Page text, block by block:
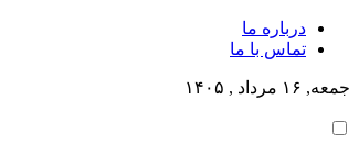
درباره ما
تماس با ما
جمعه, ۱۶ مرداد , ۱۴۰۵